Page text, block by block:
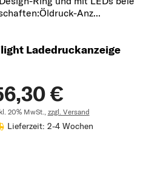
Anz...
Ladedruckanzeige
€
20% MwSt., zzgl. Versand
Lieferzeit: 2-4 Wochen